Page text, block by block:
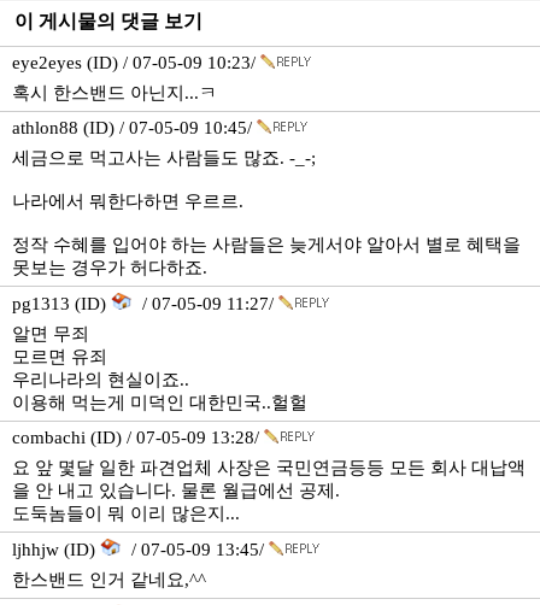
이 게시물의 댓글 보기
eye2eyes (ID) / 07-05-09 10:23/
혹시 한스밴드 아닌지...ㅋ
athlon88 (ID) / 07-05-09 10:45/
세금으로 먹고사는 사람들도 많죠. -_-;
나라에서 뭐한다하면 우르르.
정작 수혜를 입어야 하는 사람들은 늦게서야 알아서 별로 혜택을
못보는 경우가 허다하죠.
pg1313 (ID)
/ 07-05-09 11:27/
알면 무죄
모르면 유죄
우리나라의 현실이죠..
이용해 먹는게 미덕인 대한민국..헐헐
combachi (ID) / 07-05-09 13:28/
요 앞 몇달 일한 파견업체 사장은 국민연금등등 모든 회사 대납액
을 안 내고 있습니다. 물론 월급에선 공제.
도둑놈들이 뭐 이리 많은지...
ljhhjw (ID)
/ 07-05-09 13:45/
한스밴드 인거 같네요,^^